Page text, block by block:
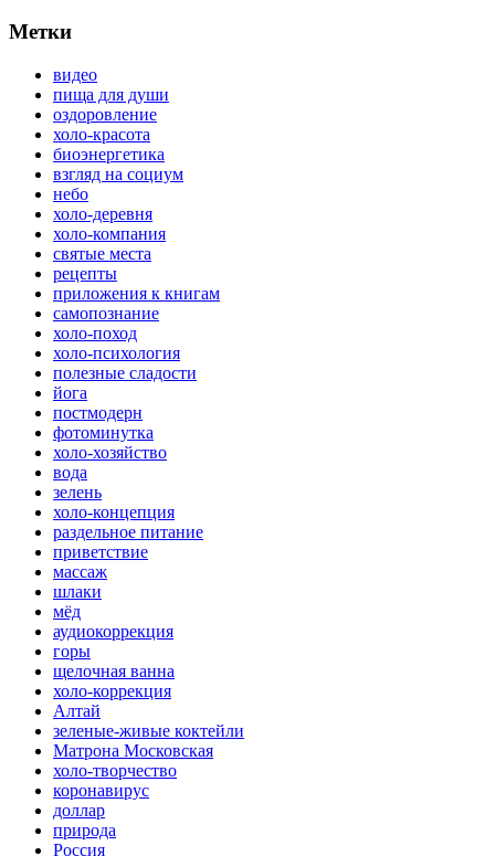
Метки
видео
пища для души
оздоровление
холо-красота
биоэнергетика
взгляд на социум
небо
холо-деревня
холо-компания
святые места
рецепты
приложения к книгам
самопознание
холо-поход
холо-психология
полезные сладости
йога
постмодерн
фотоминутка
холо-хозяйство
вода
зелень
холо-концепция
раздельное питание
приветствие
массаж
шлаки
мёд
аудиокоррекция
горы
щелочная ванна
холо-коррекция
Алтай
зеленые-живые коктейли
Матрона Московская
холо-творчество
коронавирус
доллар
природа
Россия